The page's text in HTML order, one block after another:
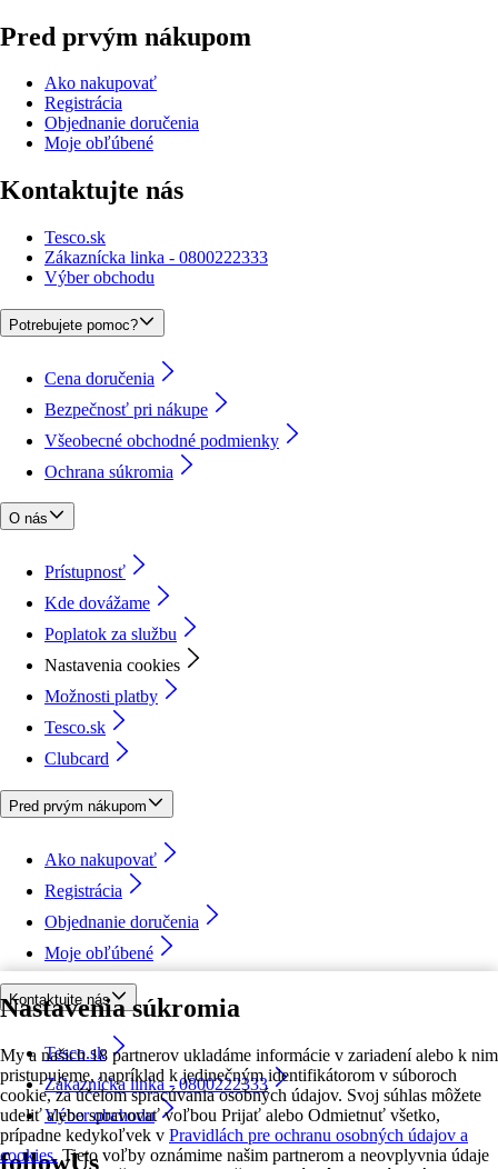
Nastavenia súkromia
My a našich 18 partnerov ukladáme informácie v zariadení alebo k nim
pristupujeme, napríklad k jedinečným identifikátorom v súboroch
cookie, za účelom spracúvania osobných údajov. Svoj súhlas môžete
udeliť alebo spravovať voľbou Prijať alebo Odmietnuť všetko,
prípadne kedykoľvek v Pravidlách pre ochranu osobných údajov a
cookies. Tieto voľby oznámime našim partnerom a neovplyvnia údaje
Pred prvým nákupom
Ako nakupovať
Registrácia
Objednanie doručenia
Moje obľúbené
Kontaktujte nás
Tesco.sk
Zákaznícka linka - 0800222333
Výber obchodu
Potrebujete pomoc?
Cena doručenia
Bezpečnosť pri nákupe
Všeobecné obchodné podmienky
Ochrana súkromia
O nás
Prístupnosť
Kde dovážame
Poplatok za službu
Nastavenia cookies
Možnosti platby
Tesco.sk
Clubcard
Pred prvým nákupom
Ako nakupovať
Registrácia
Objednanie doručenia
Moje obľúbené
Kontaktujte nás
Tesco.sk
Zákaznícka linka - 0800222333
Výber obchodu
followUs